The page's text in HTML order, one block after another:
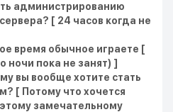
администрированию
[ 24 часов когда не
время обычное играете [
ночи пока не занят) ]
вы вообще хотите стать
[ Потому что хочется
замечательному